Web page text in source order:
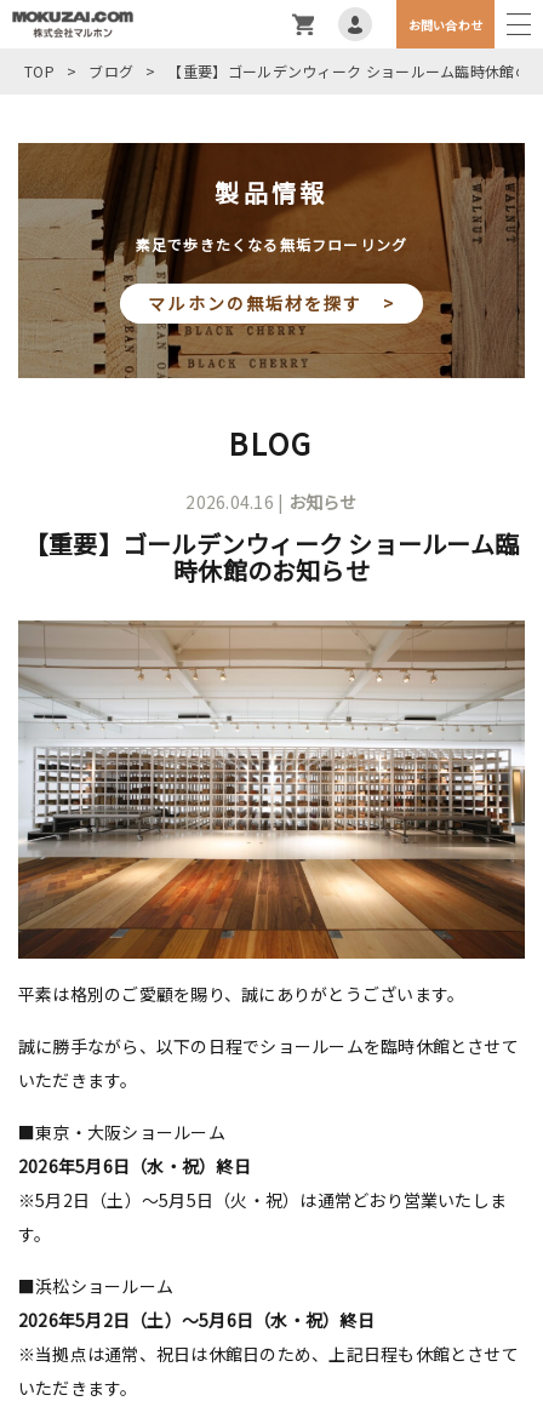
お問い合わせ
TOP > ブログ > 【重要】ゴールデンウィーク ショールーム臨時休館の
製品情報
素足で歩きたくなる無垢フローリング
マルホンの無垢材を探す >
BLOG
2026.04.16 | お知らせ
【重要】ゴールデンウィーク ショールーム臨
時休館のお知らせ
平素は格別のご愛顧を賜り、誠にありがとうございます。
誠に勝手ながら、以下の日程でショールームを臨時休館とさせて
いただきます。
■東京・大阪ショールーム
2026年5月6日（水・祝）終日
※5月2日（土）～5月5日（火・祝）は通常どおり営業いたしま
す。
■浜松ショールーム
2026年5月2日（土）～5月6日（水・祝）終日
※当拠点は通常、祝日は休館日のため、上記日程も休館とさせて
いただきます。